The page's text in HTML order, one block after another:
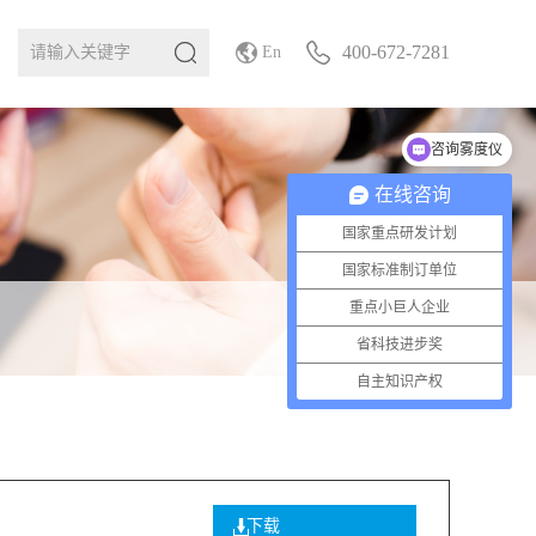
En 400-672-7281
下载
在线咨询
国家重点研发计划
国家标准制订单位
重点小巨人企业
省科技进步奖
自主知识产权
咨询雾度仪